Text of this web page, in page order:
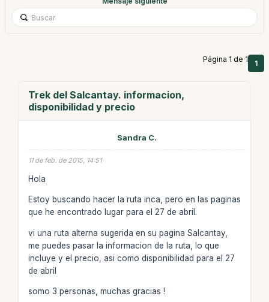
Página 1 de 1 1
Trek del Salcantay. informacion,
disponibilidad y precio
Sandra C.
11 de feb. de 2015, 14:51
Hola
Estoy buscando hacer la ruta inca, pero en las paginas
que he encontrado lugar para el 27 de abril.
vi una ruta alterna sugerida en su pagina Salcantay,
me puedes pasar la informacion de la ruta, lo que
incluye y el precio, asi como disponibilidad para el 27
de abril
somo 3 personas, muchas gracias !